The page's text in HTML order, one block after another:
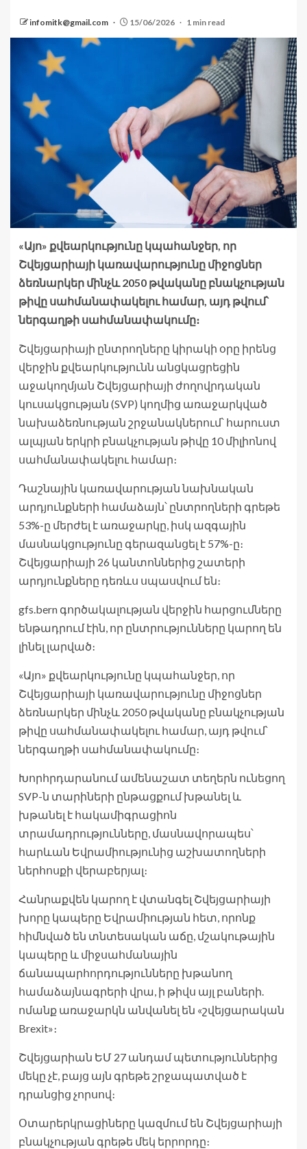
infomitk@gmail.com 15/06/2026 1 min read
«Այո» քվեարկությունը կպահանջեր, որ
Շվեյցարիայի կառավարությունը միջոցներ
ձեռնարկեր մինչև 2050 թվականը բնակչության
թիվը սահմանափակելու համար, այդ թվում՝
ներգաղթի սահմանափակումը։
Շվեյցարիայի ընտրողները կիրակի օրը իրենց
վերջին քվեարկությունն անցկացրեցին
աջակողմյան Շվեյցարիայի ժողովրդական
կուսակցության (SVP) կողմից առաջարկված
նախաձեռնության շրջանակներում՝ հարուստ
ալպյան երկրի բնակչության թիվը 10 միլիոնով
սահմանափակելու համար։
Դաշնային կառավարության նախնական
արդյունքների համաձայն՝ ընտրողների գրեթե
53%-ը մերժել է առաջարկը, իսկ ազգային
մասնակցությունը գերազանցել է 57%-ը։
Շվեյցարիայի 26 կանտոններից շատերի
արդյունքները դեռևս սպասվում են։
gfs.bern գործակալության վերջին հարցումները
ենթադրում էին, որ ընտրությունները կարող են
լինել լարված։
«Այո» քվեարկությունը կպահանջեր, որ
Շվեյցարիայի կառավարությունը միջոցներ
ձեռնարկեր մինչև 2050 թվականը բնակչության
թիվը սահմանափակելու համար, այդ թվում՝
ներգաղթի սահմանափակումը։
Խորհրդարանում ամենաշատ տեղերն ունեցող
SVP-ն տարիների ընթացքում խթանել և
խթանել է հակամիգրացիոն
տրամադրությունները, մասնավորապես՝
հարևան Եվրամիությունից աշխատողների
ներհոսքի վերաբերյալ։
Հանրաքվեն կարող է վտանգել Շվեյցարիայի
խորը կապերը Եվրամիության հետ, որոնք
հիմնված են տնտեսական աճը, մշակութային
կապերը և միջսահմանային
ճանապարհորդությունները խթանող
համաձայնագրերի վրա, ի թիվս այլ բաների.
ոմանք առաջարկն անվանել են «շվեյցարական
Brexit»։
Շվեյցարիան ԵՄ 27 անդամ պետություններից
մեկը չէ, բայց այն գրեթե շրջապատված է
դրանցից չորսով։
Օտարերկրացիները կազմում են Շվեյցարիայի
բնակչության գրեթե մեկ երրորդը։